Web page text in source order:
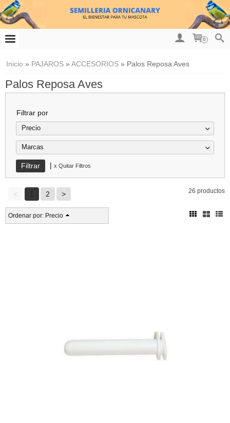
0
Inicio » PAJAROS » ACCESORIOS » Palos Reposa Aves
Palos Reposa Aves
Filtrar por
Precio
Marcas
| x Quitar Filtros
< 2 > 26 productos
Ordenar por: Precio